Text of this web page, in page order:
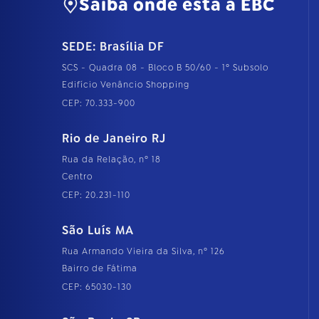
Saiba onde está a EBC
SEDE: Brasília DF
SCS - Quadra 08 - Bloco B 50/60 - 1º Subsolo
Edifício Venâncio Shopping
CEP: 70.333-900
Rio de Janeiro RJ
Rua da Relação, nº 18
Centro
CEP: 20.231-110
São Luís MA
Rua Armando Vieira da Silva, nº 126
Bairro de Fátima
CEP: 65030-130